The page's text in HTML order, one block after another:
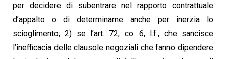
per decidere di subentrare nel rapporto contrattuale
d’appalto o di determinarne anche per inerzia lo
scioglimento; 2) se l’art. 72, co. 6, l.f., che sancisce
l’inefficacia delle clausole negoziali che fanno dipendere